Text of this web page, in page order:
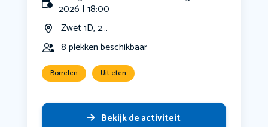
2026 | 18:00
Zwet 1D, 2...
8 plekken beschikbaar
Borrelen Uit eten
Bekijk de activiteit